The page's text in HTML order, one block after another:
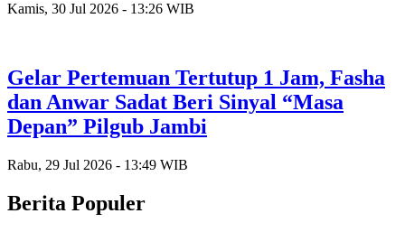
Kamis, 30 Jul 2026 - 13:26 WIB
Gelar Pertemuan Tertutup 1 Jam, Fasha
dan Anwar Sadat Beri Sinyal “Masa
Depan” Pilgub Jambi
Rabu, 29 Jul 2026 - 13:49 WIB
Berita Populer